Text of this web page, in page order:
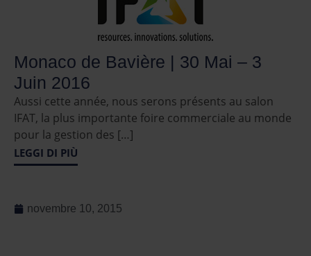
Monaco de Bavière | 30 Mai – 3
Juin 2016
Aussi cette année, nous serons présents au salon
IFAT, la plus importante foire commerciale au monde
pour la gestion des […]
LEGGI DI PIÙ
novembre 10, 2015